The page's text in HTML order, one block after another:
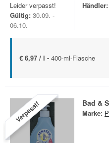
Leider verpasst!
Gültig: 30.09. -
06.10.
Händler:
€ 6,97 / l - 400-ml-Flasche
Verpasst! Bad &
Marke: